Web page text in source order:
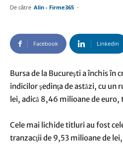
De către Alin - Firme365 -
Facebook Linkedin
Bursa de la Bucureşti a închis în
indicilor şedinţa de astăzi, cu un
lei, adică 8,46 milioane de
Cele mai lichide titluri au fost
tranzacţii de 9,53 milioane de